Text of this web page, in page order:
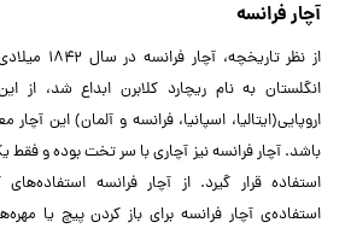
آچار فرانسه
از نظر
انگلستان به نام ریچارد کلابرن ابداع شد، از
اروپایی(ایتالیا، اسپانیا، فرانسه و آلمان) این
باشد.آچار فرانسه نیز آچاری با سر تخت بوده و فقط
استفاده قرار گیرد. از آچار فرانسه
استفاده‌ی آچار فرانسه برای باز کردن پیچ یا